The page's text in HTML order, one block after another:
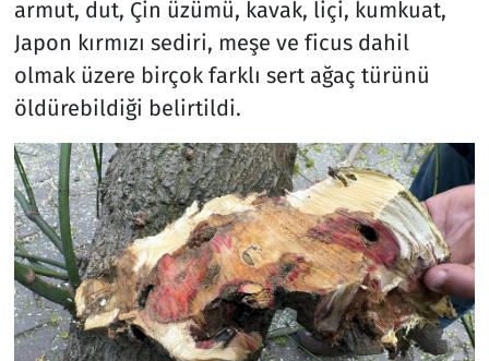
armut, dut, Çin üzümü, kavak, liçi, kumkuat,
Japon kırmızı sediri, meşe ve ficus dahil
olmak üzere birçok farklı sert ağaç türünü
öldürebildiği belirtildi.